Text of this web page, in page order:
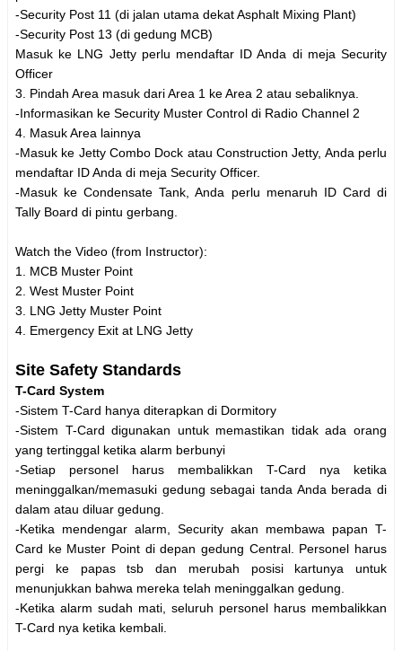
-Security Post 11 (di jalan utama dekat Asphalt Mixing Plant)
-Security Post 13 (di gedung MCB)
Masuk ke LNG Jetty perlu mendaftar ID Anda di meja Security
Officer
3. Pindah Area masuk dari Area 1 ke Area 2 atau sebaliknya.
-Informasikan ke Security Muster Control di Radio Channel 2
4. Masuk Area lainnya
-Masuk ke Jetty Combo Dock atau Construction Jetty, Anda perlu
mendaftar ID Anda di meja Security Officer.
-Masuk ke Condensate Tank, Anda perlu menaruh ID Card di
Tally Board di pintu gerbang.
Watch the Video (from Instructor):
1. MCB Muster Point
2. West Muster Point
3. LNG Jetty Muster Point
4. Emergency Exit at LNG Jetty
Site Safety Standards
T-Card System
-Sistem T-Card hanya diterapkan di Dormitory
-Sistem T-Card digunakan untuk memastikan tidak ada orang
yang tertinggal ketika alarm berbunyi
-Setiap personel harus membalikkan T-Card nya ketika
meninggalkan/memasuki gedung sebagai tanda Anda berada di
dalam atau diluar gedung.
-Ketika mendengar alarm, Security akan membawa papan T-
Card ke Muster Point di depan gedung Central. Personel harus
pergi ke papas tsb dan merubah posisi kartunya untuk
menunjukkan bahwa mereka telah meninggalkan gedung.
-Ketika alarm sudah mati, seluruh personel harus membalikkan
T-Card nya ketika kembali.